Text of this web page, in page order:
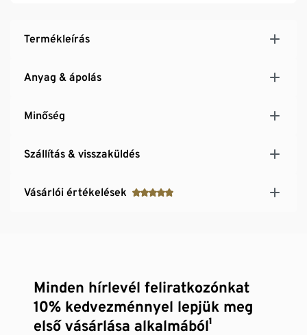
Termékleírás
Anyag & ápolás
Minőség
Szállítás & visszaküldés
Vásárlói értékelések
Minden hírlevél feliratkozónkat
10% kedvezménnyel lepjük meg
első vásárlása alkalmából¹